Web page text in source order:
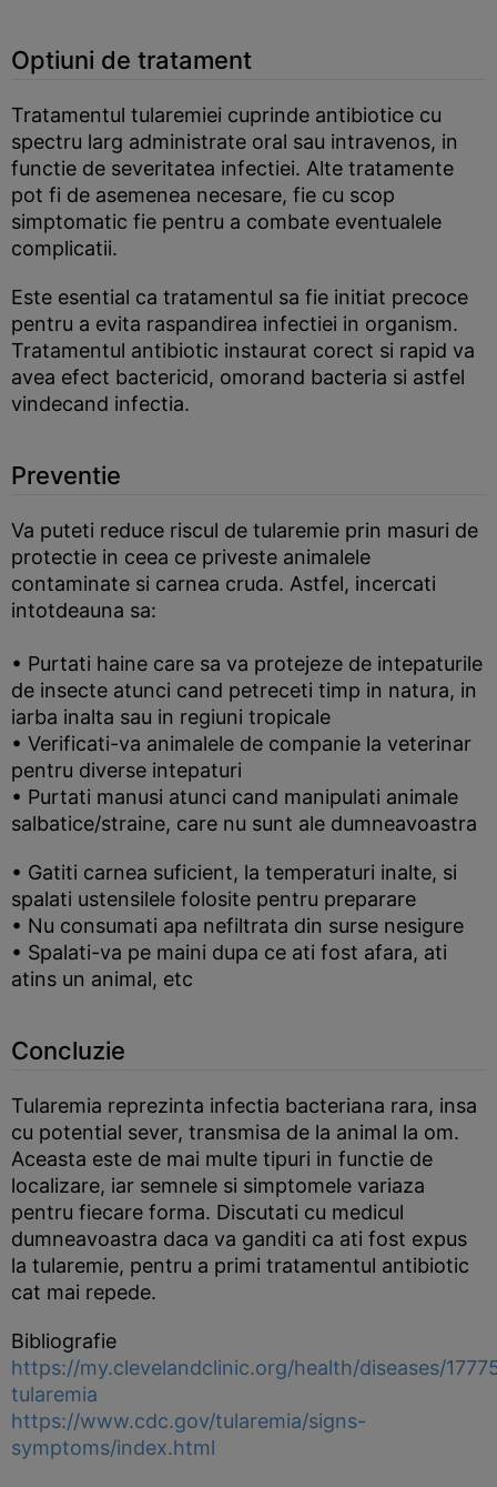
Optiuni de tratament
Tratamentul tularemiei cuprinde antibiotice cu
spectru larg administrate oral sau intravenos, in
functie de severitatea infectiei. Alte tratamente
pot fi de asemenea necesare, fie cu scop
simptomatic fie pentru a combate eventualele
complicatii.
Este esential ca tratamentul sa fie initiat precoce
pentru a evita raspandirea infectiei in organism.
Tratamentul antibiotic instaurat corect si rapid va
avea efect bactericid, omorand bacteria si astfel
vindecand infectia.
Preventie
Va puteti reduce riscul de tularemie prin masuri de
protectie in ceea ce priveste animalele
contaminate si carnea cruda. Astfel, incercati
intotdeauna sa:
• Purtati haine care sa va protejeze de intepaturile
de insecte atunci cand petreceti timp in natura, in
iarba inalta sau in regiuni tropicale
• Verificati-va animalele de companie la veterinar
pentru diverse intepaturi
• Purtati manusi atunci cand manipulati animale
salbatice/straine, care nu sunt ale dumneavoastra
• Gatiti carnea suficient, la temperaturi inalte, si
spalati ustensilele folosite pentru preparare
• Nu consumati apa nefiltrata din surse nesigure
• Spalati-va pe maini dupa ce ati fost afara, ati
atins un animal, etc
Concluzie
Tularemia reprezinta infectia bacteriana rara, insa
cu potential sever, transmisa de la animal la om.
Aceasta este de mai multe tipuri in functie de
localizare, iar semnele si simptomele variaza
pentru fiecare forma. Discutati cu medicul
dumneavoastra daca va ganditi ca ati fost expus
la tularemie, pentru a primi tratamentul antibiotic
cat mai repede.
Bibliografie
https://my.clevelandclinic.org/health/diseases/
tularemia
https://www.cdc.gov/tularemia/signs-
symptoms/index.html